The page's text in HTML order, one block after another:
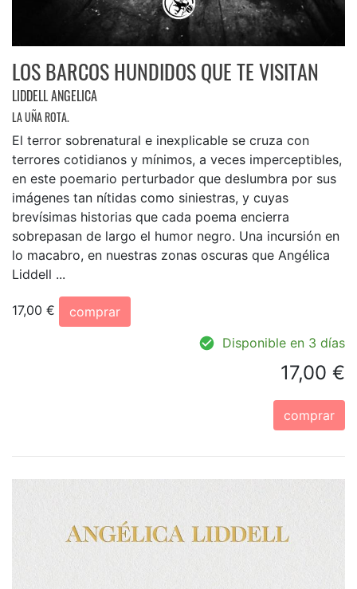
LOS BARCOS HUNDIDOS QUE TE VISITAN
LIDDELL ANGELICA
LA UÑA ROTA.
El terror sobrenatural e inexplicable se cruza con
terrores cotidianos y mínimos, a veces imperceptibles,
en este poemario perturbador que deslumbra por sus
imágenes tan nítidas como siniestras, y cuyas
brevísimas historias que cada poema encierra
sobrepasan de largo el humor negro. Una incursión en
lo macabro, en nuestras zonas oscuras que Angélica
Liddell ...
17,00 €
comprar
Disponible en 3 días
17,00 €
comprar